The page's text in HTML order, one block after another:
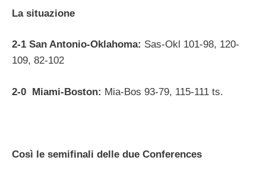
La situazione
2-1 San Antonio-Oklahoma: Sas-Okl 101-98, 120-
109, 82-102
2-0 Miami-Boston: Mia-Bos 93-79, 115-111 ts.
Così le semifinali delle due Conferences